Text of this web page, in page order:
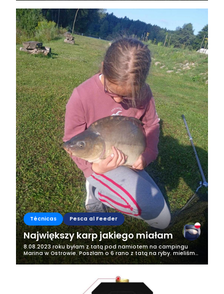
Szlovákiában, a...
Técnicas Pesca al Feeder
Największy karp jakiego miałam
8.08.2023 roku byłam z tatą pod namiotem na campingu
Marina w Ostrowie. Poszłam o 6 rano z tatą na ryby. mieliśmy
tam 2 wędki na jednej z nich założon była żyłka na rybę 6 kg, a
na drugiej był...